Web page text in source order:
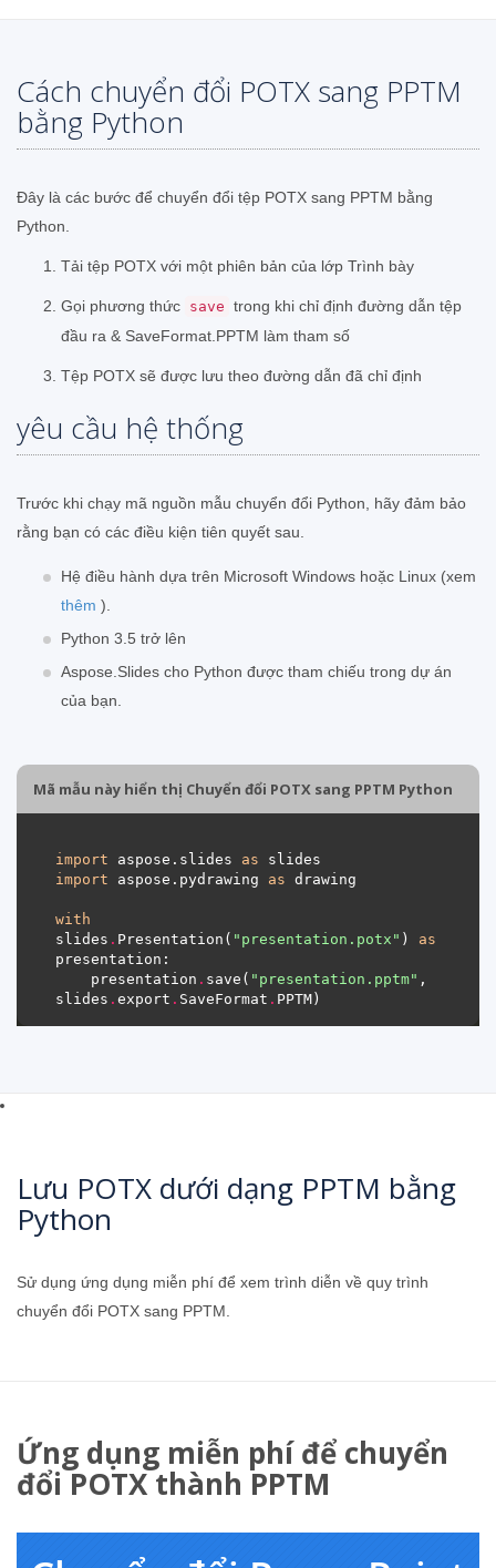
Cách chuyển đổi POTX sang PPTM
bằng Python
Đây là các bước để chuyển đổi tệp POTX sang PPTM bằng
Python.
Tải tệp POTX với một phiên bản của lớp Trình bày
Gọi phương thức save trong khi chỉ định đường dẫn tệp
đầu ra & SaveFormat.PPTM làm tham số
Tệp POTX sẽ được lưu theo đường dẫn đã chỉ định
yêu cầu hệ thống
Trước khi chạy mã nguồn mẫu chuyển đổi Python, hãy đảm bảo
rằng bạn có các điều kiện tiên quyết sau.
Hệ điều hành dựa trên Microsoft Windows hoặc Linux (xem
thêm ).
Python 3.5 trở lên
Aspose.Slides cho Python được tham chiếu trong dự án
của bạn.
Mã mẫu này hiển thị Chuyển đổi POTX sang PPTM Python
import aspose.slides as
import aspose.pydrawing as
with
slides . Presentation( "presentation.potx" ) as
    presentation
. save( "presentation.pptm" ,
slides . export . SaveFormat .
Lưu POTX dưới dạng PPTM bằng
Python
Sử dụng ứng dụng miễn phí để xem trình diễn về quy trình
chuyển đổi POTX sang PPTM.
Ứng dụng miễn phí để chuyển
đổi POTX thành PPTM